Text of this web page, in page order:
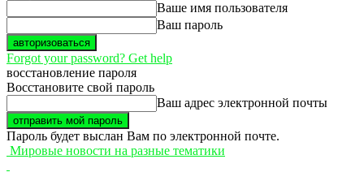
Ваше имя пользователя
Ваш пароль
Forgot your password? Get help
восстановление пароля
Восстановите свой пароль
Ваш адрес электронной почты
Пароль будет выслан Вам по электронной почте.
Мировые новости на разные тематики